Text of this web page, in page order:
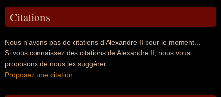
Citations
Nous n'avons pas de citations d'Alexandre II pour le moment...
Si vous connaissez des citations de Alexandre II, nous vous
proposons de nous les suggérer.
Proposez une citation